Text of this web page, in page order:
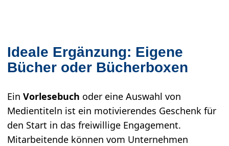
Am Bundesweiten Vorlesetag werden viele
Bahnhöfe zu Vorlesebahnhöfen
Ideale Ergänzung: Eigene
Bücher oder Bücherboxen
Ein Vorlesebuch oder eine Auswahl von
Medientiteln ist ein motivierendes Geschenk für
den Start in das freiwillige Engagement.
Mitarbeitende können vom Unternehmen